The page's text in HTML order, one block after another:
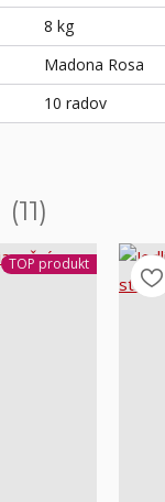
8 kg
Madona Rosa
10 radov
11
TOP produkt